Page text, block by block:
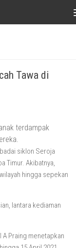
Tawa di
siklon Seroja
Timur. Akibatnya,
hingga sepekan
lantara kediaman
A Praing menetapkan